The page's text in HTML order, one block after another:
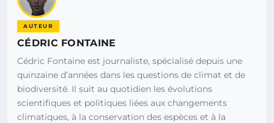
AUTEUR
CÉDRIC FONTAINE
Cédric Fontaine est journaliste, spécialisé depuis une
quinzaine d’années dans les questions de climat et de
biodiversité. Il suit au quotidien les évolutions
scientifiques et politiques liées aux changements
climatiques, à la conservation des espèces et à la